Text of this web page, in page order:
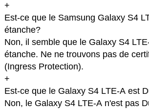
+
Est-ce que le Samsung Galaxy S4
étanche?
Non, il semble que le Galaxy S4
étanche. Ne ne trouvons pas de
(Ingress Protection).
+
Est-ce que le Galaxy S4 LTE-A est
Non, le Galaxy S4 LTE-A n'est pas